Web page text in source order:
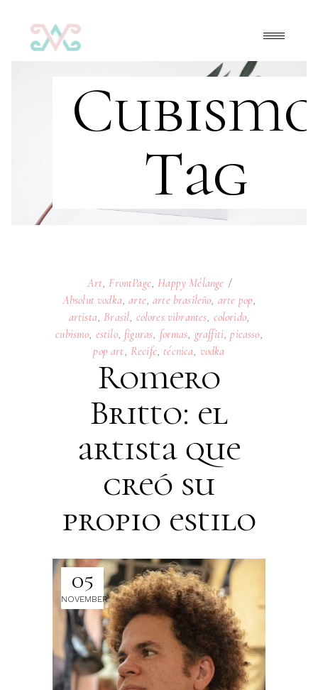
Tag
Art FrontPage Happy Mélange
Absolut vodka ,arte ,arte brasileño arte pop
artista Brasil colores vibrantes colorido,
cubismo estilo, figuras formas graffiti ,picasso
pop art Recife técnica vodka
Romero
Britto: el
artista que
creó su
propio estilo
05
NOVEMBER